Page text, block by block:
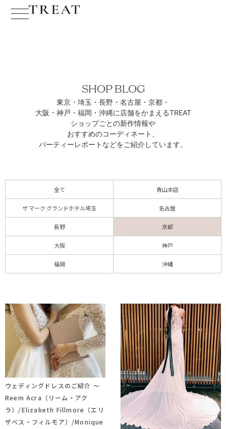
SHOP BLOG
東京・埼玉・長野・名古屋・京都・
大阪・神戸・福岡・沖縄に 店舗をかまえるTREAT
ショップごとの新作情報や
おすすめのコーディネート、
パーティーレポートなどをご紹介しています。
全て 青山本店
ザ マーク グランドホテル埼玉 名古屋
長野 京都
大阪 神戸
福岡 沖縄
ウェディングドレスのご紹介 ～
Reem Acra（リーム・アク
ラ）/Elizabeth Fillmore（エリ
ザベス・フィルモア）/Monique